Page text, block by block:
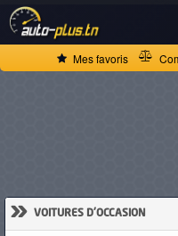
Mes favoris
» VOITURES D'OCCASION
ACCUEIL